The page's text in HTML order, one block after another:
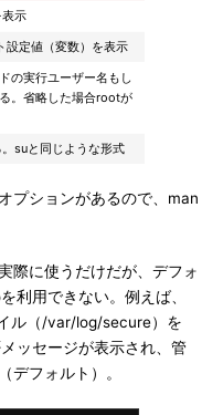
示
設定値（変数）を表示
の実行ユーザー名もし
。省略した場合rootが
suと同じような形式
プションがあるので、man
際に使うだけだが、デフォ
利用できない。例えば、
ル（/var/log/secure）を
ッセージが表示され、管
デフォルト）。